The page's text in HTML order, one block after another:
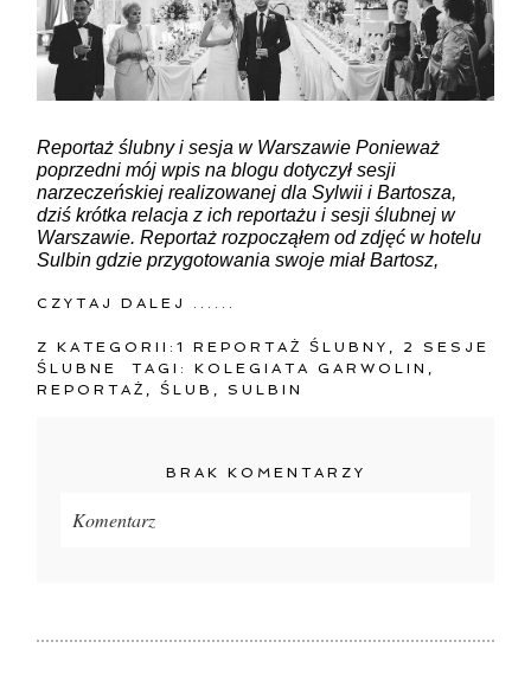
Reportaż ślubny i sesja w Warszawie Ponieważ
poprzedni mój wpis na blogu dotyczył sesji
narzeczeńskiej realizowanej dla Sylwii i Bartosza,
dziś krótka relacja z ich reportażu i sesji ślubnej w
Warszawie. Reportaż rozpocząłem od zdjęć w hotelu
Sulbin gdzie przygotowania swoje miał Bartosz,
CZYTAJ DALEJ ......
Z KATEGORII:1 REPORTAŻ ŚLUBNY
2 SESJE
ŚLUBNE
TAGI:KOLEGIATA GARWOLIN
REPORTAŻ
,ŚLUB SULBIN
BRAK KOMENTARZY
Komentarz